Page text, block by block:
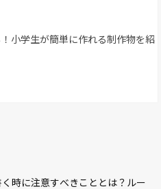
小学生が簡単に作れる制作物を紹
時に注意すべきこととは？ルー